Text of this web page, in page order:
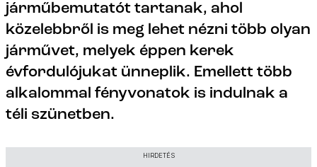
járműbemutatót tartanak, ahol
közelebbről is meg lehet nézni több olyan
járművet, melyek éppen kerek
évfordulójukat ünneplik. Emellett több
alkalommal fényvonatok is indulnak a
téli szünetben.
HIRDETÉS